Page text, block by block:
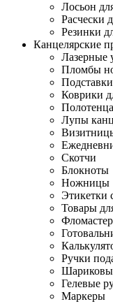
Лосьон
Расчески
Резинки
Канцелярские
Лазерные
Пломбы
Коврики
Лупы
Скотчи
Блокноты
Ножницы
Этикетки
Товары
Ручки
Гелевые
Маркеры